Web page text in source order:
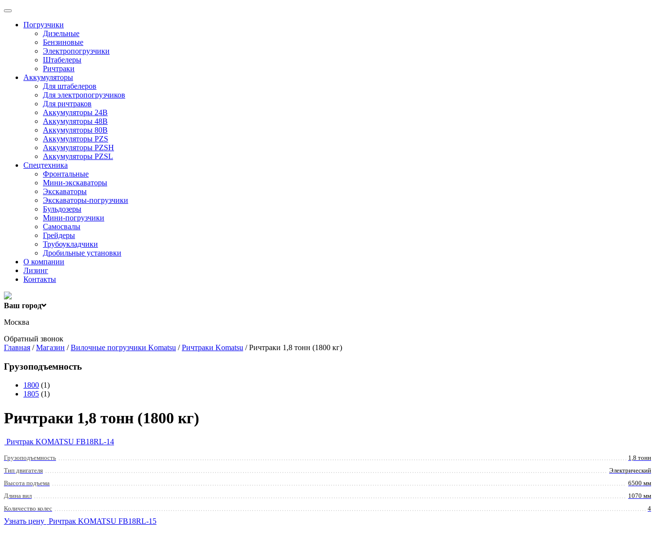
Погрузчики
Дизельные
Бензиновые
Электропогрузчики
Штабелеры
Ричтраки
Аккумуляторы
Для штабелеров
Для электропогрузчиков
Для ричтраков
Аккумуляторы 24В
Аккумуляторы 48В
Аккумуляторы 80В
Аккумуляторы PZS
Аккумуляторы PZSH
Аккумуляторы PZSL
Спецтехника
Фронтальные
Мини-экскаваторы
Экскаваторы
Экскаваторы-погрузчики
Бульдозеры
Мини-погрузчики
Самосвалы
Грейдеры
Трубоукладчики
Дробильные установки
О компании
Лизинг
Контакты
Ваш город
Москва
Обратный звонок
Главная /Магазин /Вилочные погрузчики Komatsu /Ричтраки Komatsu / Ричтраки 1,8 тонн (1800 кг)
Грузоподъемность
1800 (1)
1805 (1)
Ричтраки 1,8 тонн (1800 кг)
Ричтрак KOMATSU FB18RL-14
Грузоподъемность
1,8 тонн
Тип двигателя
Электрический
Высота подъема
6500 мм
Длина вил
1070 мм
Количество колес
4
Узнать цену Ричтрак KOMATSU FB18RL-15